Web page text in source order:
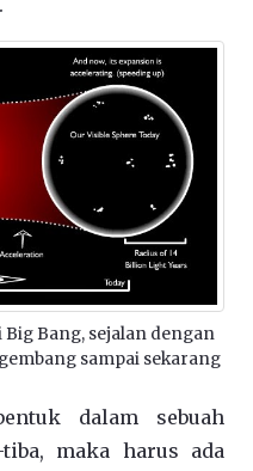
Bang, sejalan dengan
sampai sekarang
dalam sebuah
maka harus ada